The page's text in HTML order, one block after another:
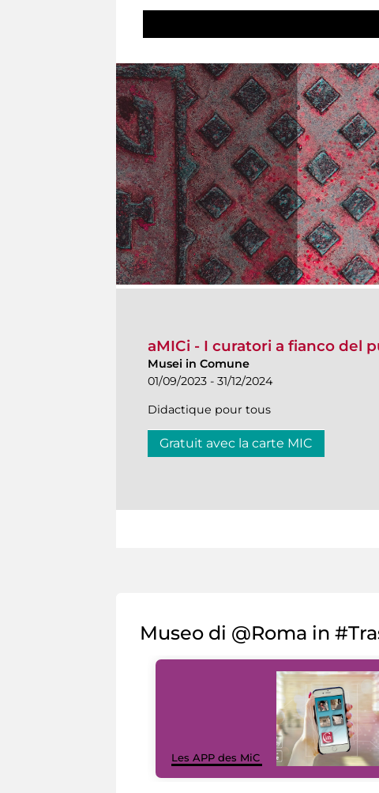
aMICi - I curatori a fianco del
Musei in Comune
01/09/2023 - 31/12/2024
Didactique pour tous
Gratuit avec la carte MIC
Museo di @Roma in
Les APP des MiC